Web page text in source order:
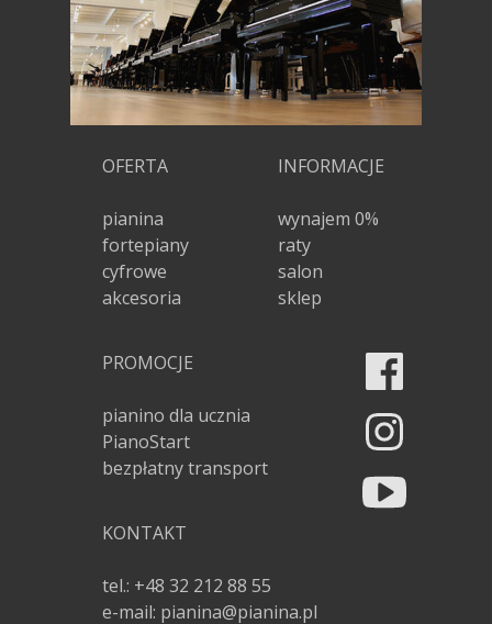
KONTAKT
tel.: +48 32 212 88 55
e-mail: pianina@pianina.pl
INFORMACJE
wynajem 0%
raty
salon
sklep
PROMOCJE
pianino dla ucznia
PianoStart
bezpłatny transport
OFERTA
pianina
fortepiany
cyfrowe
akcesoria